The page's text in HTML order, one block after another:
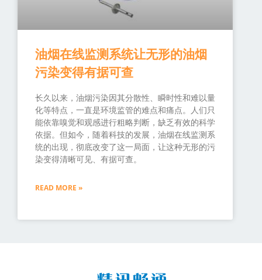
油烟在线监测系统让无形的油烟
污染变得有据可查
长久以来，油烟污染因其分散性、瞬时性和难以量
化等特点，一直是环境监管的难点和痛点。人们只
能依靠嗅觉和观感进行粗略判断，缺乏有效的科学
依据。但如今，随着科技的发展，油烟在线监测系
统的出现，彻底改变了这一局面，让这种无形的污
染变得清晰可见、有据可查。
READ MORE »